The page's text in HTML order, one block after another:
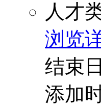
人才
浏览
结束
添加